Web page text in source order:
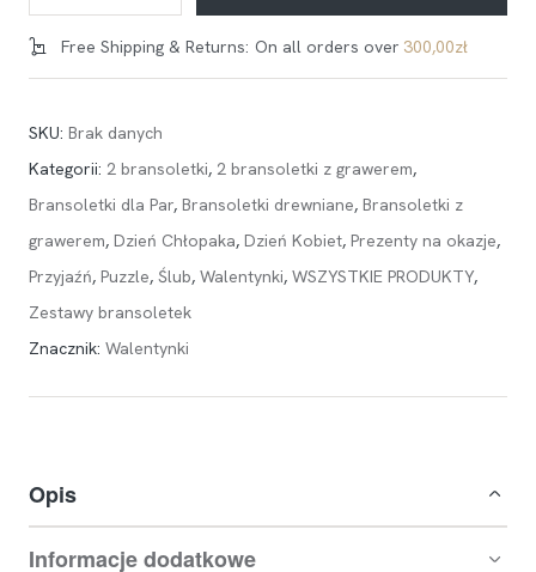
Free Shipping & Returns: On all orders over 300,00zł
SKU: Brak danych
Kategorii: 2 bransoletki, 2 bransoletki z grawerem,
Bransoletki dla Par, Bransoletki drewniane, Bransoletki z
grawerem, Dzień Chłopaka, Dzień Kobiet, Prezenty na okazje,
Przyjaźń, Puzzle, Ślub, Walentynki, WSZYSTKIE PRODUKTY,
Zestawy bransoletek
Znacznik: Walentynki
Opis
Informacje dodatkowe